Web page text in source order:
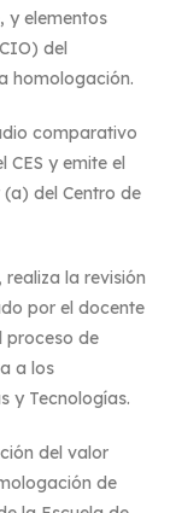
y elementos
del
homologación.
comparativo
y emite el
del Centro de
la revisión
por el docente
proceso de
a los
y Tecnologías.
del valor
de